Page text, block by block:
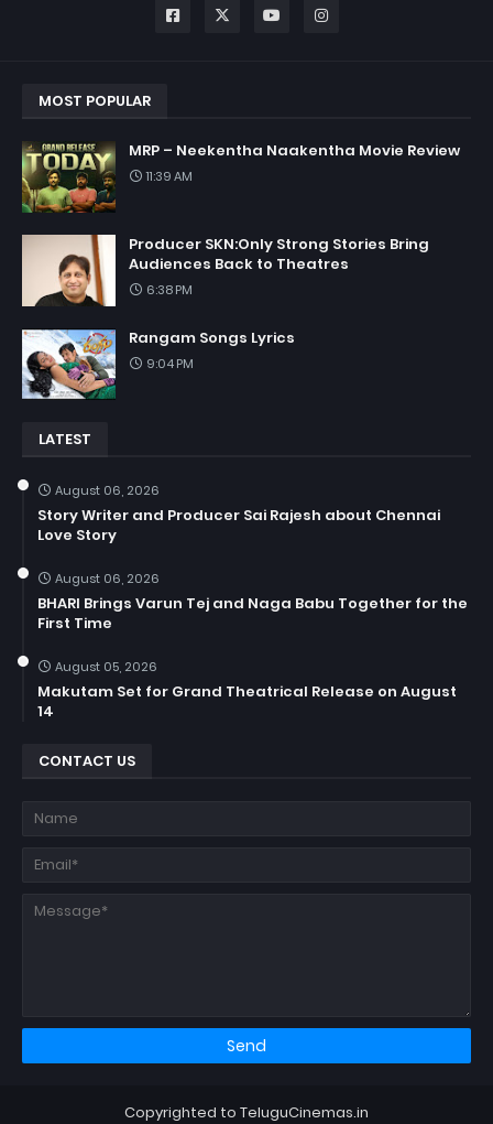
MOST POPULAR
MRP – Neekentha Naakentha Movie Review
11:39 AM
Producer SKN:Only Strong Stories Bring
Audiences Back to Theatres
6:38 PM
Rangam Songs Lyrics
9:04 PM
LATEST
August 06, 2026
Story Writer and Producer Sai Rajesh about Chennai
Love Story
August 06, 2026
BHARI Brings Varun Tej and Naga Babu Together for the
First Time
August 05, 2026
Makutam Set for Grand Theatrical Release on August
14
CONTACT US
Copyrighted to TeluguCinemas.in